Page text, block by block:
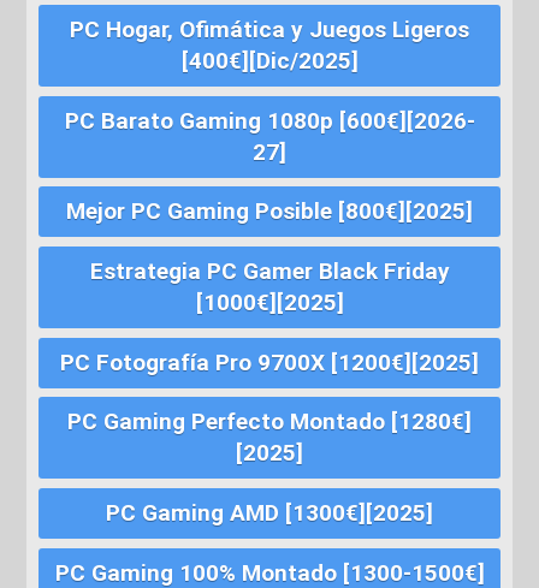
PC Hogar, Ofimática y Juegos Ligeros
[400€][Dic/2025]
PC Barato Gaming 1080p [600€][2026-
27]
Mejor PC Gaming Posible [800€][2025]
Estrategia PC Gamer Black Friday
[1000€][2025]
PC Fotografía Pro 9700X [1200€][2025]
PC Gaming Perfecto Montado [1280€]
[2025]
PC Gaming AMD [1300€][2025]
PC Gaming 100% Montado [1300-1500€]